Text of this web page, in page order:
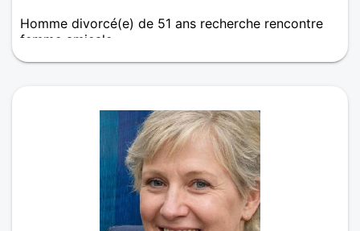
Homme divorcé(e) de 51 ans recherche rencontre
femme amicale
Divorcé. Je recherche une personne pour forger